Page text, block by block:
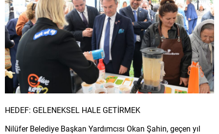
HEDEF: GELENEKSEL HALE GETİRMEK
Nilüfer Belediye Başkan Yardımcısı Okan Şahin, geçen yıl